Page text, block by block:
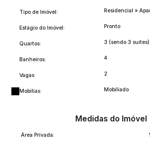
Tipo de Imóvel: Residencial »
Estágio do Imóvel: Pronto
Quartos: 3 (sendo 3 suítes)
Banheiros: 4
Vagas: 2
Mobílias: Mobiliado
Medidas do Imóvel
Área Privada: